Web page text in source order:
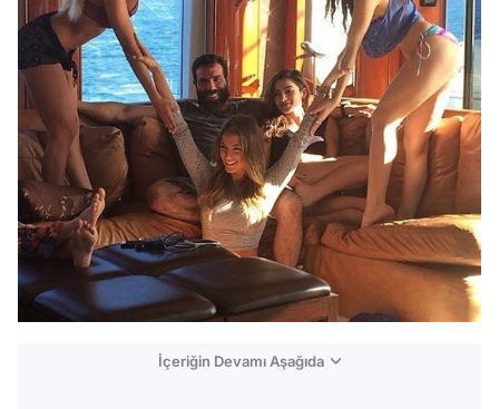
İçeriğin Devamı Aşağıda